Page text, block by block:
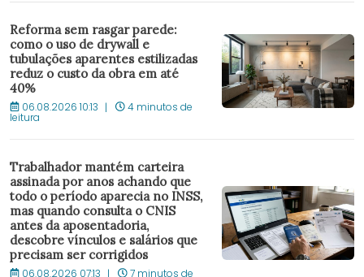
Reforma sem rasgar parede:
como o uso de drywall e
tubulações aparentes estilizadas
reduz o custo da obra em até
40%
06.08.2026 10:13 4 minutos de
leitura
Trabalhador mantém carteira
assinada por anos achando que
todo o período aparecia no INSS,
mas quando consulta o CNIS
antes da aposentadoria,
descobre vínculos e salários que
precisam ser corrigidos
06.08.2026 07:13 7 minutos de